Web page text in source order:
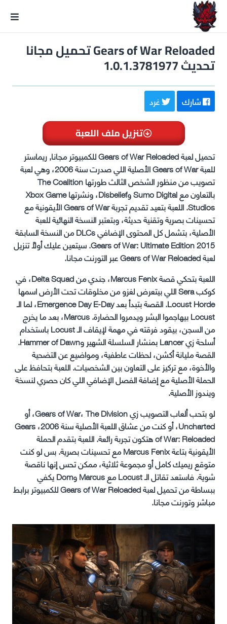
Gears of War Reloaded تحميل مجانا
تحديث 1.0.1.3781977
شارك غرد
تنزيل ملف اللعبة
تحميل لعبة Gears of War Reloaded للكمبيوتر مجانا, ريماستر
للعبة Gears of War الأصلية اللي صدرت سنة 2006، وهي لعبة
تصويب من منظور الشخص الثالث طورتها The Coalition
بالتعاون مع Sumo Digital وDisbelief، ونشرتها Xbox Game
Studios. اللعبة بتعيد تقديم تجربة Gears of War الأيقونية مع
تحسينات بصرية وتقنية حديثة، وبتعتبر النسخة النهائية للعبة
الأصلية، بتشمل كل المحتوى الإضافي DLCs من النسخة السابقة
Gears of War: Ultimate Edition 2015. سيتعين عليك أولاً تنزيل
لعبة Gears of War Reloaded عبر التورنت مجانا.
اللعبة بتحكي قصة Marcus Fenix، جندي من Delta Squad، في
كوكب Sera اللي بيتعرض لغزو من مخلوقات تحت الأرض اسمها
Locust Horde. القصة بتبدأ بعد Emergence Day E-Day، لما الـ
Locust بيهاجموا البشر ويدمروا الحضارة. Marcus، بعد ما يخرج
من السجن، بيقود فرقته في مهمة لإيقاف الـ Locust باستخدام
أسلحة زي Lancer بمنشار السلسلة الشهير وHammer of Dawn.
القصة مليانة أكشن، لحظات عاطفية، ومواضيع عن التضحية
والأخوة، مع تركيز على التعاون بين الشخصيات. اللعبة بتحافظ على
الحملة الأصلية مع إضافة الفصل الإضافي اللي كان حصري لنسخة
ويندوز الأصلية.
لو بتحب ألعاب التصويب زي Gears of War، The Division، أو
Uncharted، أو كنت من عشاق اللعبة الأصلية سنة 2006، Gears
of War: Reloaded هتكون تجربة رائعة. اللعبة بتقدم الحملة
الأيقونية بتاعة Marcus Fenix مع تحسينات بصرية. بس لو كنت
متوقع ريميك كامل أو مجموعة ثلاثية، ممكن تحس إنها ناقصة
شوية. فاستعد تقاتل الـ Locust مع Marcus وDom يكفي
ببساطة من تحميل لعبة Gears of War Reloaded للكمبيوتر برابط
مباشر وتورنت مجانا.